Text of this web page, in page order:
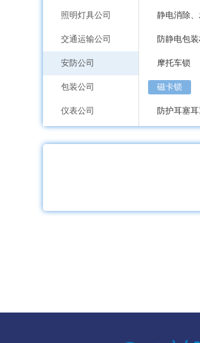
照明灯具公司
交通运输公司
安防公司
包装公司
仪表公司
静电消除
防静电包
摩托车锁
磁卡锁
防护耳塞